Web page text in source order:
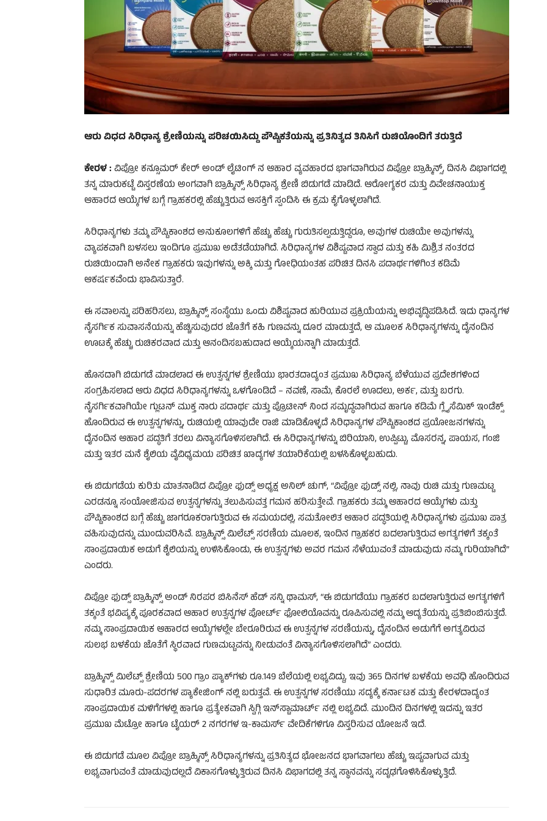
ಆರು ವಿಧದ ಸಿರಿಧಾನ್ಯ ಶ್ರೇಣಿಯನ್ನು ಪರಿಚಯಿಸಿದ್ದು ಪೌಷ್ಟಿಕತೆಯನ್ನು ಪ್ರತಿನಿತ್ಯದ ತಿನಿಸಿಗೆ ರುಚಿಯೊಂದಿಗೆ ತರುತ್ತಿದೆ
ಕೇರಳ : ವಿಪ್ರೋ ಕನ್ಸೂಮರ್ ಕೇರ್ ಅಂಡ್ ಲೈಟಿಂಗ್‌ ನ ಆಹಾರ ವ್ಯವಹಾರದ ಭಾಗವಾಗಿರುವ ವಿಪ್ರೋ ಬ್ರಾಹ್ಮಿನ್ಸ್, ದಿನಸಿ ವಿಭಾಗದಲ್ಲಿ
ತನ್ನ ಮಾರುಕಟ್ಟೆ ವಿಸ್ತರಣೆಯ ಅಂಗವಾಗಿ ಬ್ರಾಹ್ಮಿನ್ಸ್ ಸಿರಿಧಾನ್ಯ ಶ್ರೇಣಿ ಬಿಡುಗಡೆ ಮಾಡಿದೆ. ಆರೋಗ್ಯಕರ ಮತ್ತು ವಿವೇಚನಾಯುಕ್ತ
ಆಹಾರದ ಆಯ್ಕೆಗಳ ಬಗ್ಗೆ ಗ್ರಾಹಕರಲ್ಲಿ ಹೆಚ್ಚುತ್ತಿರುವ ಆಸಕ್ತಿಗೆ ಸ್ಪಂದಿಸಿ ಈ ಕ್ರಮ ಕೈಗೊಳ್ಳಲಾಗಿದೆ.
ಸಿರಿಧಾನ್ಯಗಳು ತಮ್ಮ ಪೌಷ್ಟಿಕಾಂಶದ ಅನುಕೂಲಗಳಿಗೆ ಹೆಚ್ಚು ಹೆಚ್ಚು ಗುರುತಿಸಲ್ಪಡುತ್ತಿದ್ದರೂ, ಅವುಗಳ ರುಚಿಯೇ ಅವುಗಳನ್ನು
ವ್ಯಾಪಕವಾಗಿ ಬಳಸಲು ಇಂದಿಗೂ ಪ್ರಮುಖ ಅಡೆತಡೆಯಾಗಿದೆ. ಸಿರಿಧಾನ್ಯಗಳ ವಿಶಿಷ್ಟವಾದ ಸ್ವಾದ ಮತ್ತು ಕಹಿ ಮಿಶ್ರಿತ ನಂತರದ
ರುಚಿಯಿಂದಾಗಿ ಅನೇಕ ಗ್ರಾಹಕರು ಇವುಗಳನ್ನು ಅಕ್ಕಿ ಮತ್ತು ಗೋಧಿಯಂತಹ ಪರಿಚಿತ ದಿನಸಿ ಪದಾರ್ಥಗಳಿಗಿಂತ ಕಡಿಮೆ
ಆಕರ್ಷಕವೆಂದು ಭಾವಿಸುತ್ತಾರೆ.
ಈ ಸವಾಲನ್ನು ಪರಿಹರಿಸಲು, ಬ್ರಾಹ್ಮಿನ್ಸ್ ಸಂಸ್ಥೆಯು ಒಂದು ವಿಶಿಷ್ಟವಾದ ಹುರಿಯುವ ಪ್ರಕ್ರಿಯೆಯನ್ನು ಅಭಿವೃದ್ಧಿಪಡಿಸಿದೆ. ಇದು ಧಾನ್ಯಗಳ
ನೈಸರ್ಗಿಕ ಸುವಾಸನೆಯನ್ನು ಹೆಚ್ಚಿಸುವುದರ ಜೊತೆಗೆ ಕಹಿ ಗುಣವನ್ನು ದೂರ ಮಾಡುತ್ತದೆ, ಆ ಮೂಲಕ ಸಿರಿಧಾನ್ಯಗಳನ್ನು ದೈನಂದಿನ
ಊಟಕ್ಕೆ ಹೆಚ್ಚು ರುಚಿಕರವಾದ ಮತ್ತು ಆನಂದಿಸಬಹುದಾದ ಆಯ್ಕೆಯನ್ನಾಗಿ ಮಾಡುತ್ತದೆ.
ಹೊಸದಾಗಿ ಬಿಡುಗಡೆ ಮಾಡಲಾದ ಈ ಉತ್ಪನ್ನಗಳ ಶ್ರೇಣಿಯು ಭಾರತದಾದ್ಯಂತ ಪ್ರಮುಖ ಸಿರಿಧಾನ್ಯ ಬೆಳೆಯುವ ಪ್ರದೇಶಗಳಿಂದ
ಸಂಗ್ರಹಿಸಲಾದ ಆರು ವಿಧದ ಸಿರಿಧಾನ್ಯಗಳನ್ನು ಒಳಗೊಂಡಿದೆ – ನವಣೆ, ಸಾಮೆ, ಕೊರಲೆ ಊದಲು, ಅರ್ಕ, ಮತ್ತು ಬರಗು.
ನೈಸರ್ಗಿಕವಾಗಿಯೇ ಗ್ಲುಟನ್ ಮುಕ್ತ ನಾರು ಪದಾರ್ಥ ಮತ್ತು ಪ್ರೊಟೀನ್‌ ನಿಂದ ಸಮೃದ್ಧವಾಗಿರುವ ಹಾಗೂ ಕಡಿಮೆ ಗ್ಲೈಸೆಮಿಕ್ ಇಂಡೆಕ್ಸ್
ಹೊಂದಿರುವ ಈ ಉತ್ಪನ್ನಗಳನ್ನು, ರುಚಿಯಲ್ಲಿ ಯಾವುದೇ ರಾಜಿ ಮಾಡಿಕೊಳ್ಳದೆ ಸಿರಿಧಾನ್ಯಗಳ ಪೌಷ್ಟಿಕಾಂಶದ ಪ್ರಯೋಜನಗಳನ್ನು
ದೈನಂದಿನ ಆಹಾರ ಪದ್ಧತಿಗೆ ತರಲು ವಿನ್ಯಾಸಗೊಳಿಸಲಾಗಿದೆ. ಈ ಸಿರಿಧಾನ್ಯಗಳನ್ನು ಬಿರಿಯಾನಿ, ಉಪ್ಪಿಟ್ಟು, ಮೊಸರನ್ನ, ಪಾಯಸ, ಗಂಜಿ
ಮತ್ತು ಇತರ ಮನೆ ಶೈಲಿಯ ವೈವಿಧ್ಯಮಯ ಪರಿಚಿತ ಖಾದ್ಯಗಳ ತಯಾರಿಕೆಯಲ್ಲಿ ಬಳಸಿಕೊಳ್ಳಬಹುದು.
ಈ ಬಿಡುಗಡೆಯ ಕುರಿತು ಮಾತನಾಡಿದ ವಿಪ್ರೋ ಫುಡ್ಸ್‌ ಅಧ್ಯಕ್ಷ ಅನಿಲ್ ಚುಗ್, “ವಿಪ್ರೋ ಫುಡ್ಸ್‌ ನಲ್ಲಿ, ನಾವು ರುಚಿ ಮತ್ತು ಗುಣಮಟ್ಟ
ಎರಡನ್ನೂ ಸಂಯೋಜಿಸುವ ಉತ್ಪನ್ನಗಳನ್ನು ತಲುಪಿಸುವತ್ತ ಗಮನ ಹರಿಸುತ್ತೇವೆ. ಗ್ರಾಹಕರು ತಮ್ಮ ಆಹಾರದ ಆಯ್ಕೆಗಳು ಮತ್ತು
ಪೌಷ್ಟಿಕಾಂಶದ ಬಗ್ಗೆ ಹೆಚ್ಚು ಜಾಗರೂಕರಾಗುತ್ತಿರುವ ಈ ಸಮಯದಲ್ಲಿ, ಸಮತೋಲಿತ ಆಹಾರ ಪದ್ಧತಿಯಲ್ಲಿ ಸಿರಿಧಾನ್ಯಗಳು ಪ್ರಮುಖ ಪಾತ್ರ
ವಹಿಸುವುದನ್ನು ಮುಂದುವರಿಸಿವೆ. ಬ್ರಾಹ್ಮಿನ್ಸ್ ಮಿಲೆಟ್ಸ್ ಸರಣಿಯ ಮೂಲಕ, ಇಂದಿನ ಗ್ರಾಹಕರ ಬದಲಾಗುತ್ತಿರುವ ಅಗತ್ಯಗಳಿಗೆ ತಕ್ಕಂತೆ
ಸಾಂಪ್ರದಾಯಿಕ ಅಡುಗೆ ಶೈಲಿಯನ್ನು ಉಳಿಸಿಕೊಂಡು, ಈ ಉತ್ಪನ್ನಗಳು ಅವರ ಗಮನ ಸೆಳೆಯುವಂತೆ ಮಾಡುವುದು ನಮ್ಮ ಗುರಿಯಾಗಿದೆ”
ಎಂದರು.
ವಿಪ್ರೋ ಫುಡ್ಸ್ ಬ್ರಾಹ್ಮಿನ್ಸ್ ಅಂಡ್ ನಿರಪರ ಬಿಸಿನೆಸ್ ಹೆಡ್ ಸನ್ನಿ ಥಾಮಸ್, “ಈ ಬಿಡುಗಡೆಯು ಗ್ರಾಹಕರ ಬದಲಾಗುತ್ತಿರುವ ಅಗತ್ಯಗಳಿಗೆ
ತಕ್ಕಂತೆ ಭವಿಷ್ಯಕ್ಕೆ ಪೂರಕವಾದ ಆಹಾರ ಉತ್ಪನ್ನಗಳ ಪೋರ್ಟ್‌ ಫೋಲಿಯೊವನ್ನು ರೂಪಿಸುವಲ್ಲಿ ನಮ್ಮ ಆದ್ಯತೆಯನ್ನು ಪ್ರತಿಬಿಂಬಿಸುತ್ತದೆ.
ನಮ್ಮ ಸಾಂಪ್ರದಾಯಿಕ ಆಹಾರದ ಆಯ್ಕೆಗಳಲ್ಲೇ ಬೇರೂರಿರುವ ಈ ಉತ್ಪನ್ನಗಳ ಸರಣಿಯನ್ನು, ದೈನಂದಿನ ಅಡುಗೆಗೆ ಅಗತ್ಯವಿರುವ
ಸುಲಭ ಬಳಕೆಯ ಜೊತೆಗೆ ಸ್ಥಿರವಾದ ಗುಣಮಟ್ಟವನ್ನು ನೀಡುವಂತೆ ವಿನ್ಯಾಸಗೊಳಿಸಲಾಗಿದೆ” ಎಂದರು.
ಬ್ರಾಹ್ಮಿನ್ಸ್ ಮಿಲೆಟ್ಸ್ ಶ್ರೇಣಿಯ 500 ಗ್ರಾಂ ಪ್ಯಾಕ್‌ಗಳು ರೂ.149 ಬೆಲೆಯಲ್ಲಿ ಲಭ್ಯವಿದ್ದು, ಇವು 365 ದಿನಗಳ ಬಳಕೆಯ ಅವಧಿ ಹೊಂದಿರುವ
ಸುಧಾರಿತ ಮೂರು-ಪದರಗಳ ಪ್ಯಾಕೇಜಿಂಗ್‌ ನಲ್ಲಿ ಬರುತ್ತವೆ. ಈ ಉತ್ಪನ್ನಗಳ ಸರಣಿಯು ಸದ್ಯಕ್ಕೆ ಕರ್ನಾಟಕ ಮತ್ತು ಕೇರಳದಾದ್ಯಂತ
ಸಾಂಪ್ರದಾಯಿಕ ಮಳಿಗೆಗಳಲ್ಲಿ ಹಾಗೂ ಪ್ರತ್ಯೇಕವಾಗಿ ಸ್ವಿಗ್ಗಿ ಇನ್‌ಸ್ಟಾಮಾರ್ಟ್ ನಲ್ಲಿ ಲಭ್ಯವಿದೆ. ಮುಂದಿನ ದಿನಗಳಲ್ಲಿ ಇದನ್ನು ಇತರ
ಪ್ರಮುಖ ಮೆಟ್ರೋ ಹಾಗೂ ಟೈಯರ್ 2 ನಗರಗಳ ಇ-ಕಾಮರ್ಸ್ ವೇದಿಕೆಗಳಿಗೂ ವಿಸ್ತರಿಸುವ ಯೋಜನೆ ಇದೆ.
ಈ ಬಿಡುಗಡೆ ಮೂಲ ವಿಪ್ರೋ ಬ್ರಾಹ್ಮಿನ್ಸ್ ಸಿರಿಧಾನ್ಯಗಳನ್ನು ಪ್ರತಿನಿತ್ಯದ ಭೋಜನದ ಭಾಗವಾಗಲು ಹೆಚ್ಚು ಇಷ್ಟವಾಗುವ ಮತ್ತು
ಲಭ್ಯವಾಗುವಂತೆ ಮಾಡುವುದಲ್ಲದೆ ವಿಕಾಸಗೊಳ್ಳುತ್ತಿರುವ ದಿನಸಿ ವಿಭಾಗದಲ್ಲಿ ತನ್ನ ಸ್ಥಾನವನ್ನು ಸದೃಢಗೊಳಿಸಿಕೊಳ್ಳುತ್ತಿದೆ.